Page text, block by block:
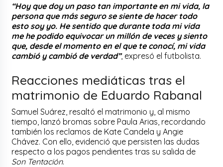
“Hoy que doy un paso tan importante en mi vida, la
persona que más seguro se siente de hacer todo
esto soy yo. He sentido que durante toda mi vida
me he podido equivocar un millón de veces y siento
que, desde el momento en el que te conocí, mi vida
cambió y cambió de verdad”, expresó el futbolista.
Reacciones mediáticas tras el
matrimonio de Eduardo Rabanal
Samuel Suárez, resaltó el matrimonio y, al mismo
tiempo, lanzó bromas sobre Paula Arias, recordando
también los reclamos de Kate Candela y Angie
Chávez. Con ello, evidenció que persisten las dudas
respecto a los pagos pendientes tras su salida de
Son Tentación.